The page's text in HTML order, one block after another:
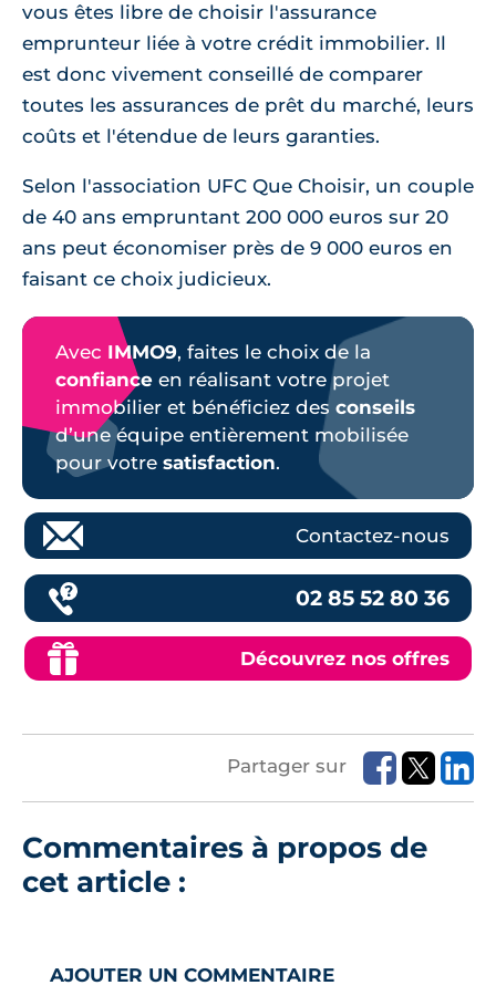
vous êtes libre de choisir l'assurance
emprunteur liée à votre crédit immobilier. Il
est donc vivement conseillé de comparer
toutes les assurances de prêt du marché, leurs
coûts et l'étendue de leurs garanties.
Selon l'association UFC Que Choisir, un couple
de 40 ans empruntant 200 000 euros sur 20
ans peut économiser près de 9 000 euros en
faisant ce choix judicieux.
Avec IMMO9, faites le choix de la
confiance en réalisant votre projet
immobilier et bénéficiez des conseils
d’une équipe entièrement mobilisée
pour votre satisfaction.
Contactez-nous
02 85 52 80 36
Découvrez nos offres
Partager sur
Commentaires à propos de
cet article :
AJOUTER UN COMMENTAIRE